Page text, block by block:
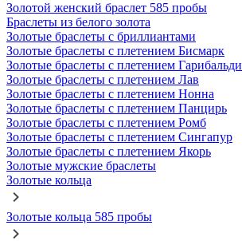
Золотой женский браслет 585 пробы
Браслеты из белого золота
Золотые браслеты с бриллиантами
Золотые браслеты с плетением Бисмарк
Золотые браслеты с плетением Гарибальди
Золотые браслеты с плетением Лав
Золотые браслеты с плетением Нонна
Золотые браслеты с плетением Панцирь
Золотые браслеты с плетением Ромб
Золотые браслеты с плетением Сингапур
Золотые браслеты с плетением Якорь
Золотые мужские браслеты
Золотые кольца
Золотые кольца 585 пробы